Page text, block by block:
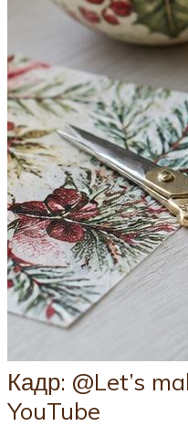
Кадр: @Let’s
YouTube